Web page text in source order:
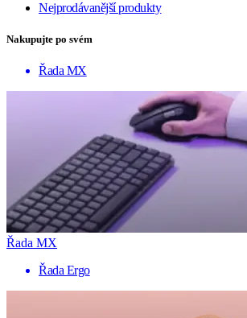
Nejprodávanější produkty
Nakupujte po svém
Řada MX
Řada MX
Řada Ergo